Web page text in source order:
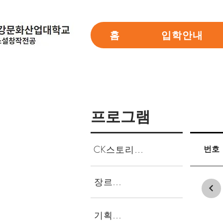
홈 입학안내
프로그램
CK스토리마켓
기획특강
장르캠프
번호